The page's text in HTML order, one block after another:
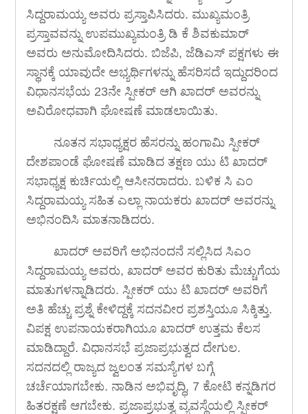
ಸಿದ್ದರಾಮಯ್ಯ ಅವರು ಪ್ರಸ್ತಾಪಿಸಿದರು. ಮುಖ್ಯಮಂತ್ರಿ
ಪ್ರಸ್ತಾವವನ್ನು ಉಪಮುಖ್ಯಮಂತ್ರಿ ಡಿ ಕೆ ಶಿವಕುಮಾರ್
ಅವರು ಅನುಮೋದಿಸಿದರು. ಬಿಜೆಪಿ, ಜೆಡಿಎಸ್ ಪಕ್ಷಗಳು ಈ
ಸ್ಥಾನಕ್ಕೆ ಯಾವುದೇ ಅಭ್ಯರ್ಥಿಗಳನ್ನು ಹೆಸರಿಸದೆ ಇದ್ದುದರಿಂದ
ವಿಧಾನಸಭೆಯ 23ನೇ ಸ್ಪೀಕರ್ ಆಗಿ ಖಾದರ್ ಅವರನ್ನು
ಅವಿರೋಧವಾಗಿ ಘೋಷಣೆ ಮಾಡಲಾಯಿತು.
ನೂತನ ಸಭಾಧ್ಯಕ್ಷರ ಹೆಸರನ್ನು ಹಂಗಾಮಿ ಸ್ಪೀಕರ್
ದೇಶಪಾಂಡೆ ಘೋಷಣೆ ಮಾಡಿದ ತಕ್ಷಣ ಯು ಟಿ ಖಾದರ್
ಸಭಾಧ್ಯಕ್ಷ ಕುರ್ಚಿಯಲ್ಲಿ ಆಸೀನರಾದರು. ಬಳಿಕ ಸಿ ಎಂ
ಸಿದ್ದರಾಮಯ್ಯ ಸಹಿತ ಎಲ್ಲಾ ನಾಯಕರು ಖಾದರ್ ಅವರನ್ನು
ಅಭಿನಂದಿಸಿ ಮಾತನಾಡಿದರು.
ಖಾದರ್ ಅವರಿಗೆ ಅಭಿನಂದನೆ ಸಲ್ಲಿಸಿದ ಸಿಎಂ
ಸಿದ್ದರಾಮಯ್ಯ ಅವರು, ಖಾದರ್ ಅವರ ಕುರಿತು ಮೆಚ್ಚುಗೆಯ
ಮಾತುಗಳನ್ನಾಡಿದರು. ಸ್ಪೀಕರ್ ಯು ಟಿ ಖಾದರ್ ಅವರಿಗೆ
ಅತಿ ಹೆಚ್ಚು ಪ್ರಶ್ನೆ ಕೇಳಿದ್ದಕ್ಕೆ ಸದನವೀರ ಪ್ರಶಸ್ತಿಯೂ ಸಿಕ್ಕಿತ್ತು.
ವಿಪಕ್ಷ ಉಪನಾಯಕರಾಗಿಯೂ ಖಾದರ್ ಉತ್ತಮ ಕೆಲಸ
ಮಾಡಿದ್ದಾರೆ. ವಿಧಾನಸಭೆ ಪ್ರಜಾಪ್ರಭುತ್ವದ ದೇಗುಲ.
ಸದನದಲ್ಲಿ ರಾಜ್ಯದ ಜ್ವಲಂತ ಸಮಸ್ಯೆಗಳ ಬಗ್ಗೆ
ಚರ್ಚೆಯಾಗಬೇಕು. ನಾಡಿನ ಅಭಿವೃದ್ಧಿ, 7 ಕೋಟಿ ಕನ್ನಡಿಗರ
ಹಿತರಕ್ಷಣೆ ಆಗಬೇಕು. ಪ್ರಜಾಪ್ರಭುತ್ವ ವ್ಯವಸ್ಥೆಯಲ್ಲಿ ಸ್ಪೀಕರ್